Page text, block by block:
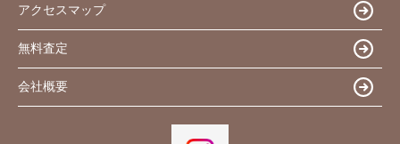
アクセスマップ
無料査定
会社概要